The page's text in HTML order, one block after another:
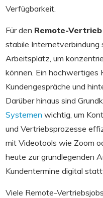
Verfügbarkeit.
Für den Remote-Vertrieb
stabile Internetverbindung
Arbeitsplatz, um
können. Ein hochwertiges
Kundengespräche und
Darüber hinaus sind
Systemen wichtig, um
und Vertriebsprozesse
mit Videotools wie Zoom
heute zur grundlegenden
Kundentermine digital
Viele Remote-